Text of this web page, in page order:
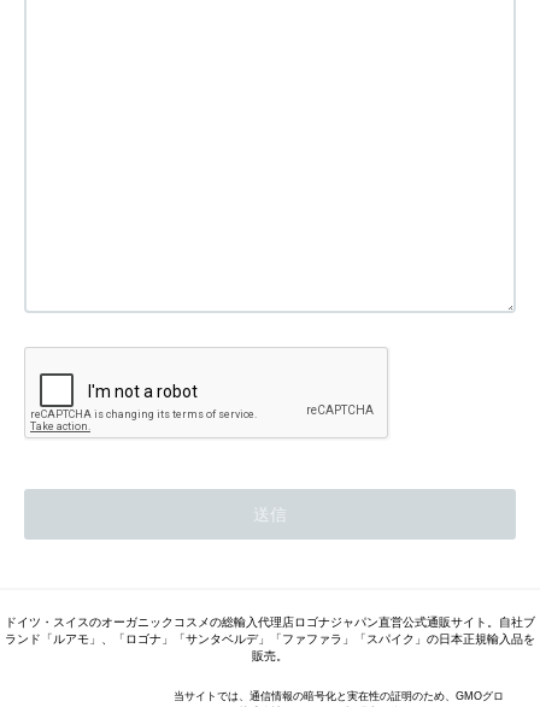
ドイツ・スイスのオーガニックコスメの総輸入代理店ロゴナジャパン直営公式通販サイト。自社ブ
ランド「ルアモ」、「ロゴナ」「サンタベルデ」「ファファラ」「スパイク」の日本正規輸入品を
販売。
当サイトでは、通信情報の暗号化と実在性の証明のため、GMOグロ